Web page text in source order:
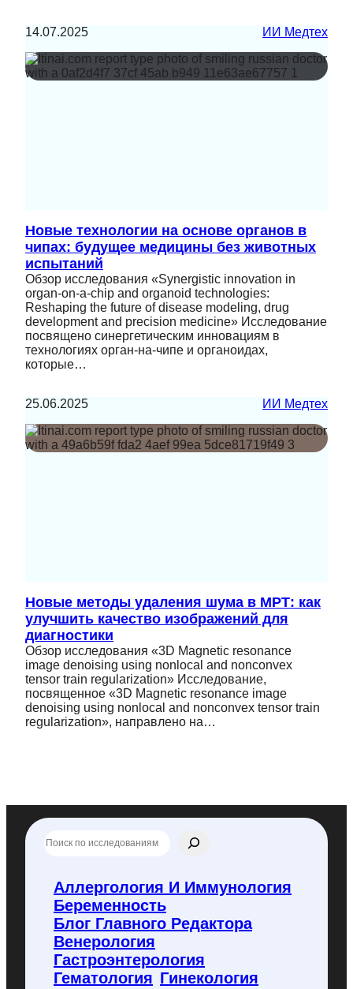
14.07.2025 ИИ Медтех
Новые технологии на основе органов в
чипах: будущее медицины без животных
испытаний
Обзор исследования «Synergistic innovation in
organ-on-a-chip and organoid technologies:
Reshaping the future of disease modeling, drug
development and precision medicine» Исследование
посвящено синергетическим инновациям в
технологиях орган-на-чипе и органоидах,
которые…
25.06.2025 ИИ Медтех
Новые методы удаления шума в МРТ: как
улучшить качество изображений для
диагностики
Обзор исследования «3D Magnetic resonance
image denoising using nonlocal and nonconvex
tensor train regularization» Исследование,
посвященное «3D Magnetic resonance image
denoising using nonlocal and nonconvex tensor train
regularization», направлено на…
П
о
Аллергология И Иммунология
Беременность
Блог Главного Редактора
Венерология
Гастроэнтерология
Гематология Гинекология